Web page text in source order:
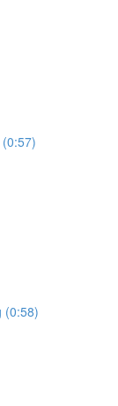
(0:58)